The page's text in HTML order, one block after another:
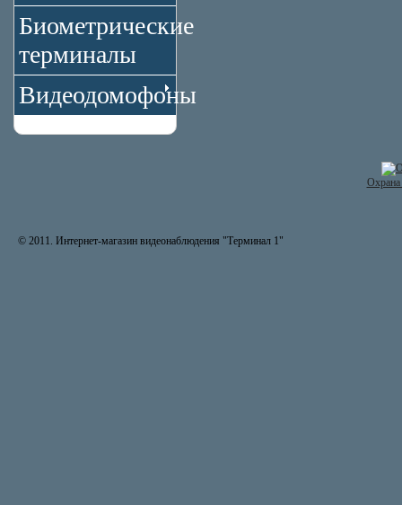
Биометрические
терминалы
Видеодомофоны
© 2011. Интернет-магазин видеонаблюдения "Терминал 1"